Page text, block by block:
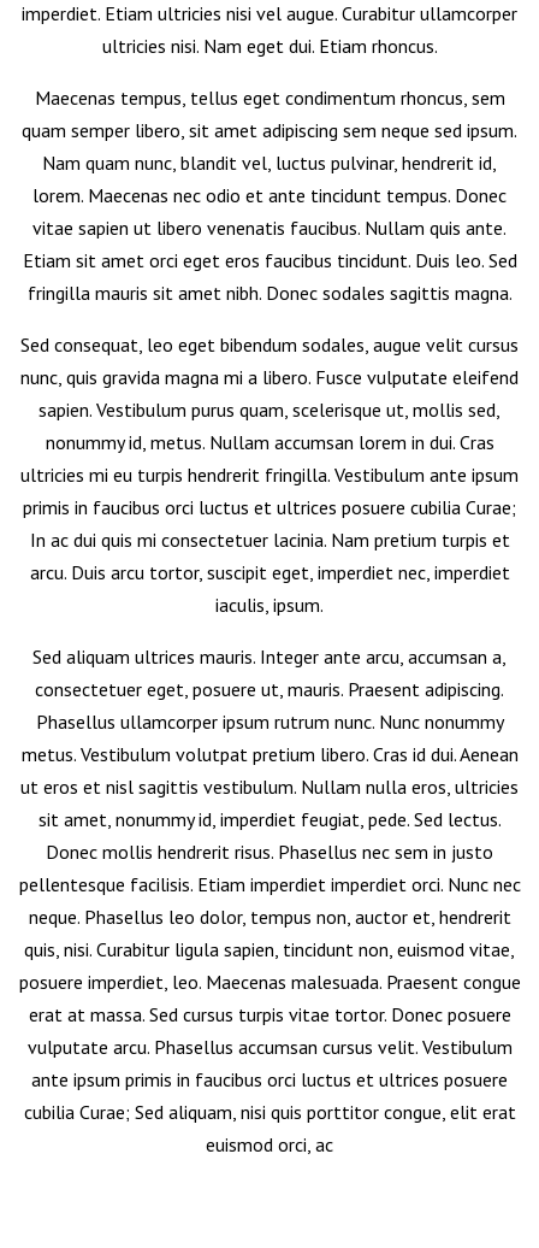
imperdiet. Etiam ultricies nisi vel augue. Curabitur ullamcorper
ultricies nisi. Nam eget dui. Etiam rhoncus.
Maecenas tempus, tellus eget condimentum rhoncus, sem
quam semper libero, sit amet adipiscing sem neque sed ipsum.
Nam quam nunc, blandit vel, luctus pulvinar, hendrerit id,
lorem. Maecenas nec odio et ante tincidunt tempus. Donec
vitae sapien ut libero venenatis faucibus. Nullam quis ante.
Etiam sit amet orci eget eros faucibus tincidunt. Duis leo. Sed
fringilla mauris sit amet nibh. Donec sodales sagittis magna.
Sed consequat, leo eget bibendum sodales, augue velit cursus
nunc, quis gravida magna mi a libero. Fusce vulputate eleifend
sapien. Vestibulum purus quam, scelerisque ut, mollis sed,
nonummy id, metus. Nullam accumsan lorem in dui. Cras
ultricies mi eu turpis hendrerit fringilla. Vestibulum ante ipsum
primis in faucibus orci luctus et ultrices posuere cubilia Curae;
In ac dui quis mi consectetuer lacinia. Nam pretium turpis et
arcu. Duis arcu tortor, suscipit eget, imperdiet nec, imperdiet
iaculis, ipsum.
Sed aliquam ultrices mauris. Integer ante arcu, accumsan a,
consectetuer eget, posuere ut, mauris. Praesent adipiscing.
Phasellus ullamcorper ipsum rutrum nunc. Nunc nonummy
metus. Vestibulum volutpat pretium libero. Cras id dui. Aenean
ut eros et nisl sagittis vestibulum. Nullam nulla eros, ultricies
sit amet, nonummy id, imperdiet feugiat, pede. Sed lectus.
Donec mollis hendrerit risus. Phasellus nec sem in justo
pellentesque facilisis. Etiam imperdiet imperdiet orci. Nunc nec
neque. Phasellus leo dolor, tempus non, auctor et, hendrerit
quis, nisi. Curabitur ligula sapien, tincidunt non, euismod vitae,
posuere imperdiet, leo. Maecenas malesuada. Praesent congue
erat at massa. Sed cursus turpis vitae tortor. Donec posuere
vulputate arcu. Phasellus accumsan cursus velit. Vestibulum
ante ipsum primis in faucibus orci luctus et ultrices posuere
cubilia Curae; Sed aliquam, nisi quis porttitor congue, elit erat
euismod orci, ac